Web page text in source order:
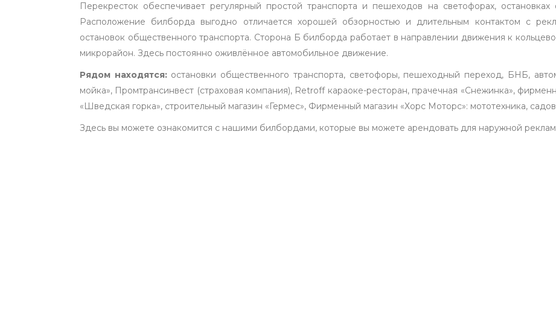
Перекресток обеспечивает регулярный простой транспорта и пешеходов на светофорах,
Расположение билборда выгодно отличается хорошей обзорностью и длительным контактом с
остановок общественного транспорта. Сторона Б билборда работает в направлении движения к
микрорайон. Здесь постоянно оживлённое автомобильное движение.
Рядом находятся:остановки общественного транспорта, светофоры, пешеходный переход, БНБ,
мойка», Промтрансинвест (страховая компания), Retroff караоке-ресторан, прачечная «Снежинка»,
«Шведская горка», строительный магазин «Гермес», Фирменный магазин «Хорс Моторс»: мототехника,
Здесь вы можете ознакомится с нашими билбордами, которые вы можете арендовать для наружной